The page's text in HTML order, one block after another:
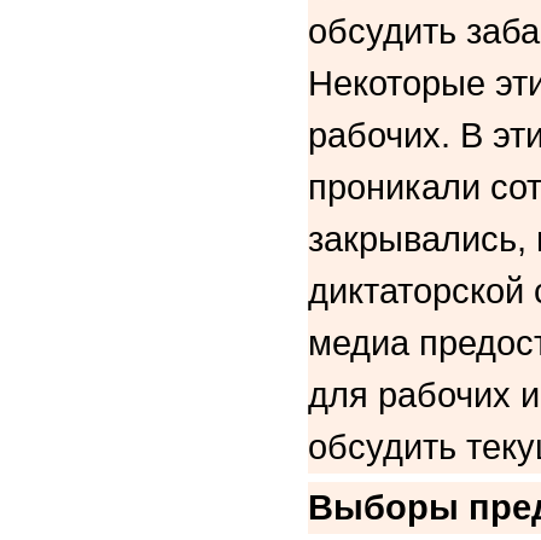
обсудить
Некоторые
рабочих. В
проникали
закрывались,
медиа
для рабочих
обсудить
Выборы